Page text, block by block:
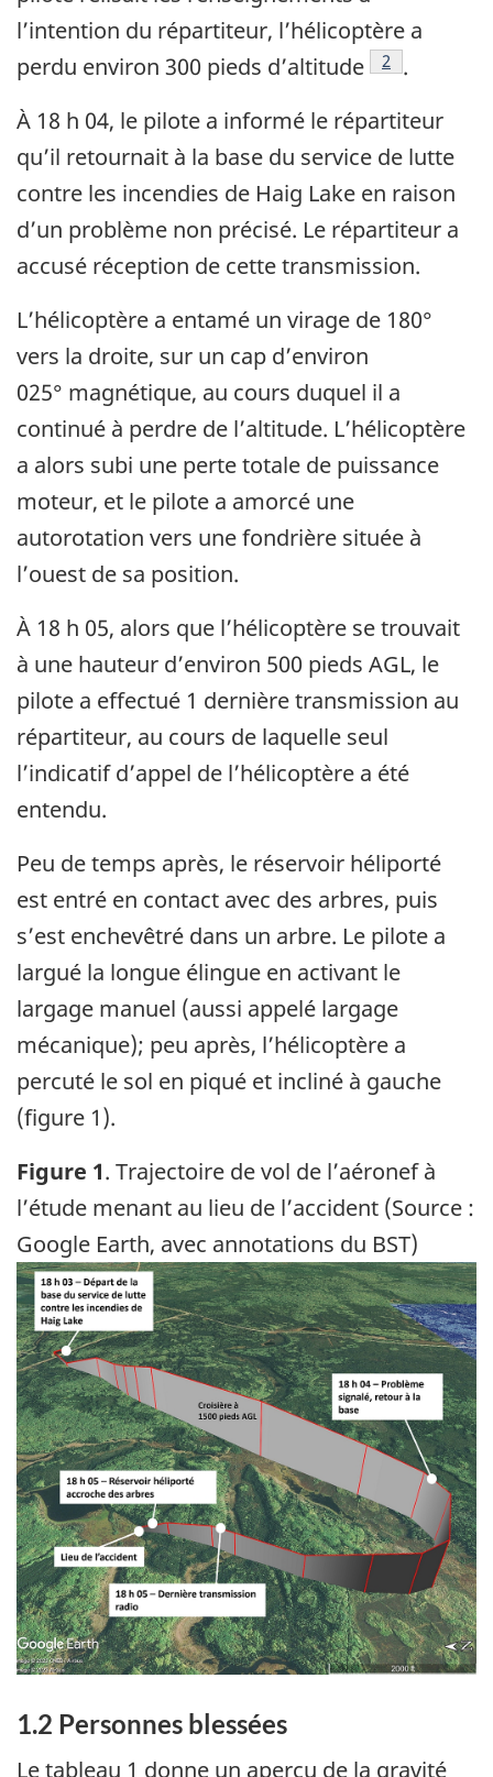
l’intention du répartiteur, l’hélicoptère a
perdu environ 300 pieds d’altitude
2
.
À 18 h 04, le pilote a informé le répartiteur
qu’il retournait à la base du service de lutte
contre les incendies de Haig Lake en raison
d’un problème non précisé. Le répartiteur a
accusé réception de cette transmission.
L’hélicoptère a entamé un virage de 180°
vers la droite, sur un cap d’environ
025° magnétique, au cours duquel il a
continué à perdre de l’altitude. L’hélicoptère
a alors subi une perte totale de puissance
moteur, et le pilote a amorcé une
autorotation vers une fondrière située à
l’ouest de sa position.
À 18 h 05, alors que l’hélicoptère se trouvait
à une hauteur d’environ 500 pieds AGL, le
pilote a effectué 1 dernière transmission au
répartiteur, au cours de laquelle seul
l’indicatif d’appel de l’hélicoptère a été
entendu.
Peu de temps après, le réservoir héliporté
est entré en contact avec des arbres, puis
s’est enchevêtré dans un arbre. Le pilote a
largué la longue élingue en activant le
largage manuel (aussi appelé largage
mécanique); peu après, l’hélicoptère a
percuté le sol en piqué et incliné à gauche
(figure 1).
Figure 1. Trajectoire de vol de l’aéronef à
l’étude menant au lieu de l’accident (Source :
Google Earth, avec annotations du BST)
Image
1.2 Personnes blessées
Le tableau 1 donne un aperçu de la gravité